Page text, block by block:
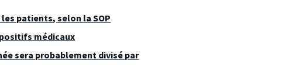
patients, selon la SOP
médicaux
sera probablement divisé par